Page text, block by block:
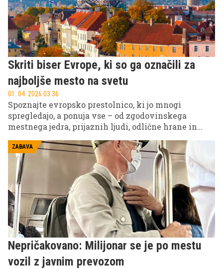
Skriti biser Evrope, ki so ga označili za
najboljše mesto na svetu
01. 04. 2026 03.36
Spoznajte evropsko prestolnico, ki jo mnogi
spregledajo, a ponuja vse – od zgodovinskega
mestnega jedra, prijaznih ljudi, odlične hrane in
nizkih cen do čistega zraka in bližnjih naravnih
lepot.
ZABAVA
Nepričakovano: Milijonar se je po mestu
vozil z javnim prevozom